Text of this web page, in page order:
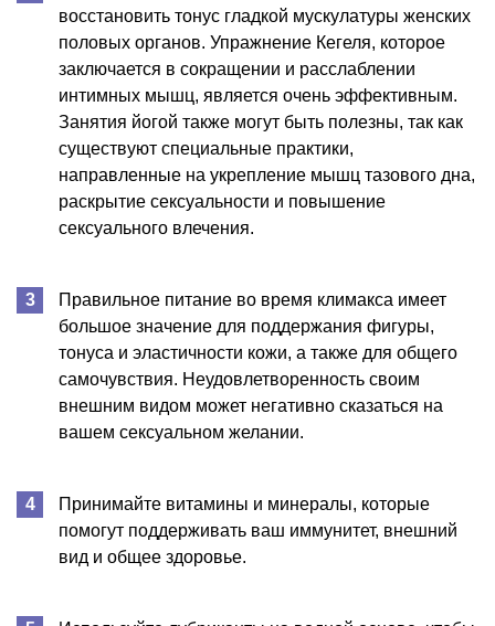
восстановить тонус гладкой мускулатуры женских
половых органов. Упражнение Кегеля, которое
заключается в сокращении и расслаблении
интимных мышц, является очень эффективным.
Занятия йогой также могут быть полезны, так как
существуют специальные практики,
направленные на укрепление мышц тазового дна,
раскрытие сексуальности и повышение
сексуального влечения.
Правильное питание во время климакса имеет
большое значение для поддержания фигуры,
тонуса и эластичности кожи, а также для общего
самочувствия. Неудовлетворенность своим
внешним видом может негативно сказаться на
вашем сексуальном желании.
Принимайте витамины и минералы, которые
помогут поддерживать ваш иммунитет, внешний
вид и общее здоровье.